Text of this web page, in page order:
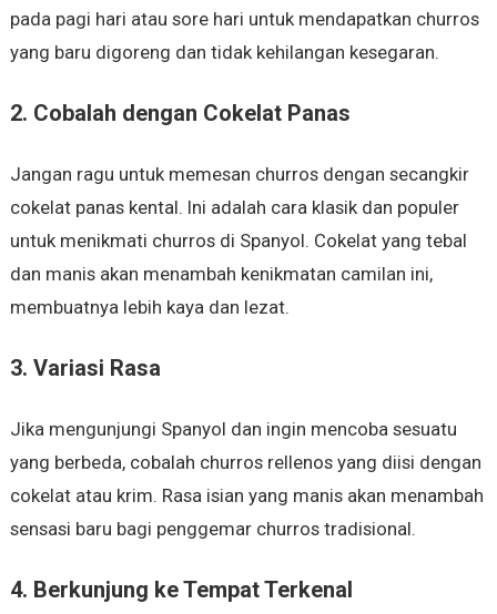
pada pagi hari atau sore hari untuk mendapatkan churros
yang baru digoreng dan tidak kehilangan kesegaran.
2. Cobalah dengan Cokelat Panas
Jangan ragu untuk memesan churros dengan secangkir
cokelat panas kental. Ini adalah cara klasik dan populer
untuk menikmati churros di Spanyol. Cokelat yang tebal
dan manis akan menambah kenikmatan camilan ini,
membuatnya lebih kaya dan lezat.
3. Variasi Rasa
Jika mengunjungi Spanyol dan ingin mencoba sesuatu
yang berbeda, cobalah churros rellenos yang diisi dengan
cokelat atau krim. Rasa isian yang manis akan menambah
sensasi baru bagi penggemar churros tradisional.
4. Berkunjung ke Tempat Terkenal